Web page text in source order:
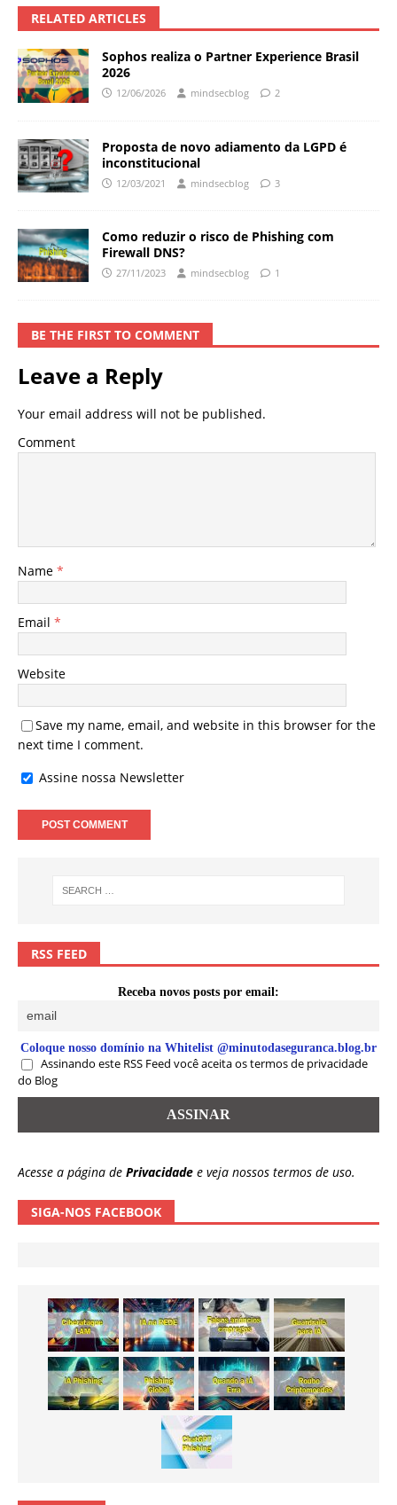
RELATED ARTICLES
Sophos realiza o Partner Experience Brasil
2026
12/06/2026 mindsecblog 2
Proposta de novo adiamento da LGPD é
inconstitucional
12/03/2021 mindsecblog 3
Como reduzir o risco de Phishing com
Firewall DNS?
27/11/2023 mindsecblog 1
BE THE FIRST TO COMMENT
Leave a Reply
Your email address will not be published.
Comment
Name *
Email *
Website
Save my name, email, and website in this browser for the
next time I comment.
Assine nossa Newsletter
RSS FEED
Receba novos posts por email:
Coloque nosso domínio na Whitelist @minutodaseguranca.blog.br
Assinando este RSS Feed você aceita os termos de privacidade
do Blog
Acesse a página de Privacidade e veja nossos termos de uso.
SIGA-NOS FACEBOOK